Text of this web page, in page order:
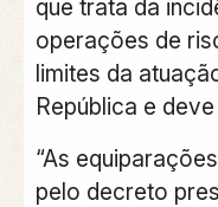
que trata da
operações de
limites da
República e
“As
pelo decreto